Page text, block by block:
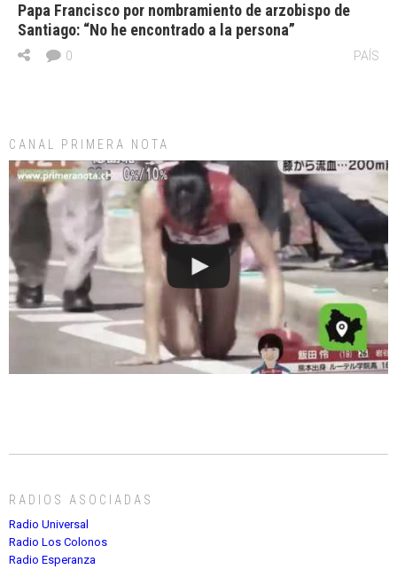
Papa Francisco por nombramiento de arzobispo de
Santiago: “No he encontrado a la persona”
PAÍS
0
CANAL PRIMERA NOTA
RADIOS ASOCIADAS
Radio Universal
Radio Los Colonos
Radio Esperanza